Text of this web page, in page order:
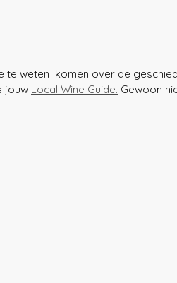
te weten  komen over de
jouw Local Wine Guide. Gewoon